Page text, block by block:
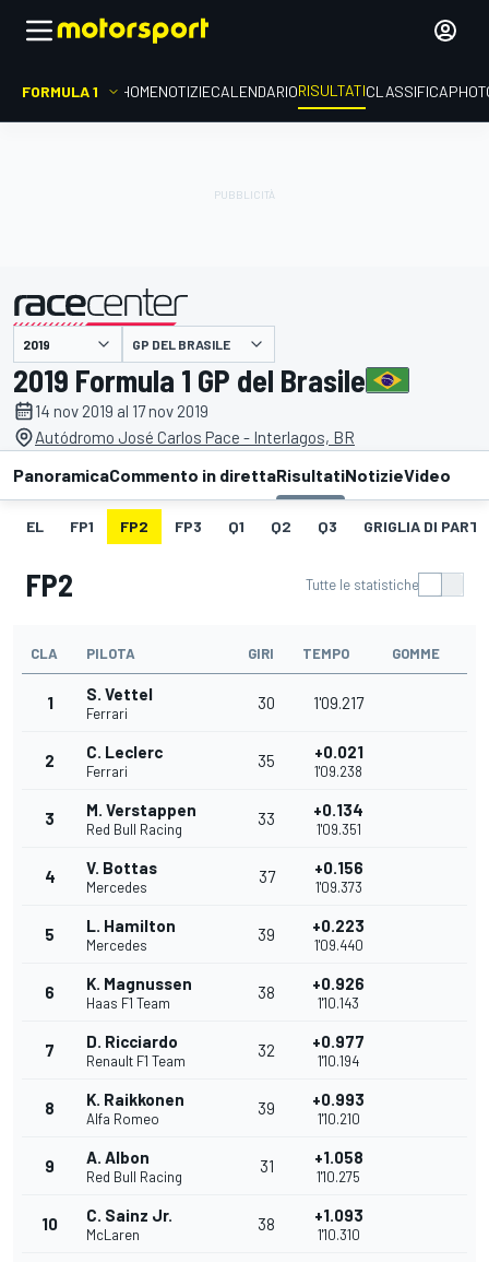
FORMULA 1 HOMENOTIZIECALENDARIORISULTATICLASSIFICA
presentato da GP DEL BRASILE
2019 Formula 1 GP del Brasile
14 nov 2019 al 17 nov 2019
Autódromo José Carlos Pace - Interlagos, BR
PanoramicaCommento in direttaRisultatiNotizieVideo
EL FP1 FP2 FP3 Q1 Q2 Q3 GRIGLIA DI
FP2 Tutte le statistiche
CLA PILOTA GIRI TEMPO GOMME
1 S. Vettel
Ferrari
30 1'09.217
2 C. Leclerc
Ferrari
35 +0.021
1'09.238
3 M. Verstappen
Red Bull Racing
33 +0.134
1'09.351
4 V. Bottas
Mercedes
37 +0.156
1'09.373
5 L. Hamilton
Mercedes
39 +0.223
1'09.440
6 K. Magnussen
Haas F1 Team
38 +0.926
1'10.143
7 D. Ricciardo
Renault F1 Team
32 +0.977
1'10.194
8 K. Raikkonen
Alfa Romeo
39 +0.993
1'10.210
9 A. Albon
Red Bull Racing
31 +1.058
1'10.275
10 C. Sainz Jr.
McLaren
38 +1.093
1'10.310